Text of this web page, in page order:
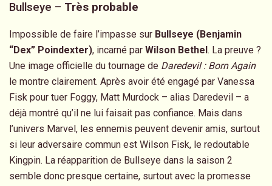
Bullseye – Très probable
Impossible de faire l’impasse sur Bullseye (Benjamin
“Dex” Poindexter), incarné par Wilson Bethel. La preuve ?
Une image officielle du tournage de Daredevil : Born Again
le montre clairement. Après avoir été engagé par Vanessa
Fisk pour tuer Foggy, Matt Murdock – alias Daredevil – a
déjà montré qu’il ne lui faisait pas confiance. Mais dans
l’univers Marvel, les ennemis peuvent devenir amis, surtout
si leur adversaire commun est Wilson Fisk, le redoutable
Kingpin. La réapparition de Bullseye dans la saison 2
semble donc presque certaine, surtout avec la promesse